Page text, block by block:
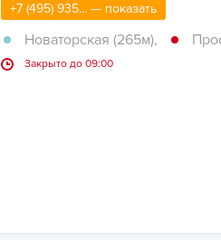
+7 (495) 935... — показать
Новаторская (265м),
Закрыто до 09:00